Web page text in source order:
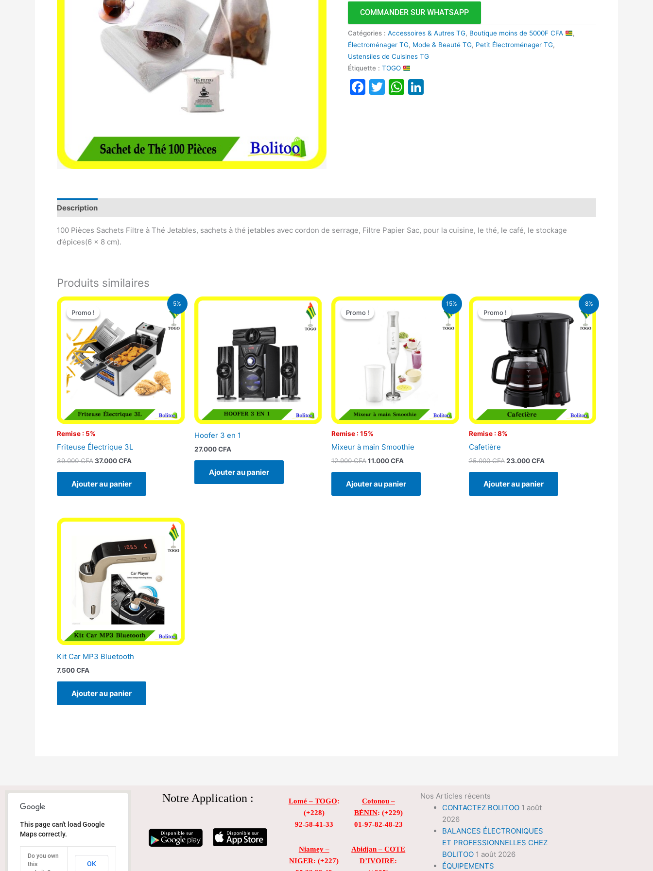
COMMANDER SUR WHATSAPP
Catégories :Accessoires & Autres TG, Boutique moins de 5000F CFA
,
Électroménager TG, Mode & Beauté TG, Petit Électroménager TG,
Ustensiles de Cuisines TG
Étiquette :TOGO
Facebook
TwitterWhatsApp
Description
100 Pièces Sachets Filtre à Thé Jetables, sachets à thé jetables avec cordon de serrage, Filtre Papier Sac, pour la cuisine, le thé, le café, le stockage
d’épices(6 x 8 cm).
Produits similaires
5%
Promo !
Remise : 5%
Promo !
Friteuse Électrique 3L
39.000CFA
Le
initial
était :
39.000 CFA.
37.000CFA
Le
est :
37.000 CFA.
Ajouter au panier
Hoofer 3 en 1
27.000CFA
Ajouter au panier
15%
Promo !
Remise : 15%
Promo !
Mixeur à main Smoothie
12.900CFA
Le
initial
12.900 CFA.
11.000CFA
Le
11.000 CFA.
Ajouter au panier
8%
Promo !
Remise : 8%
Promo !
Cafetière
25.000CFA
Le
initial
était :
25.000 CFA.
23.000CFA
Le
actuel
est :
23.000 CFA.
Ajouter au panier
Kit Car MP3 Bluetooth
7.500CFA
Ajouter au panier
This page can't load Google
Maps correctly.
Do you own
this
OK
Notre Application : Lomé – TOGO:
(+228)
92-58-41-33
Niamey –
NIGER: (+227)
Cotonou –
BÉNIN: (+229)
01-97-82-48-23
Abidjan – COTE
D’IVOIRE:
Nos Articles récents
CONTACTEZ BOLITOO 1 août
2026
BALANCES ÉLECTRONIQUES
ET PROFESSIONNELLES CHEZ
BOLITOO 1 août 2026
ÉQUIPEMENTS